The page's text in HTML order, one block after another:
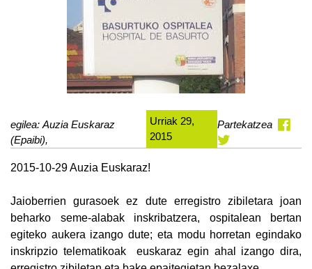
egilea: Auzia Euskaraz
(Epaibi),
Urriak 29,
2015
Partekatzea
2015-10-29 Auzia Euskaraz!
Jaioberrien gurasoek ez dute erregistro zibiletara joan
beharko seme-alabak inskribatzera, ospitalean bertan
egiteko aukera izango dute; eta modu horretan egindako
inskripzio telematikoak euskaraz egin ahal izango dira,